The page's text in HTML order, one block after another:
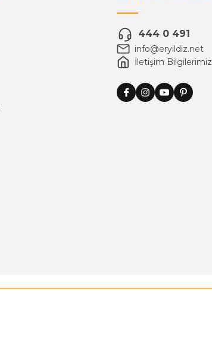
444 0 491
info@eryildiz.net
İletişim Bilgilerimiz